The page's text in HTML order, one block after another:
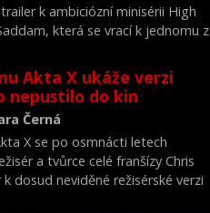
k ambiciózní minisérii High
která se vrací k jednomu z
Akta X ukáže verzi
nepustilo do kin
Černá
X se po osmnácti letech
a tvůrce celé franšízy Chris
dosud neviděné režisérské verzi